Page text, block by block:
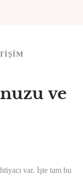
ve
var. İşte tam bu